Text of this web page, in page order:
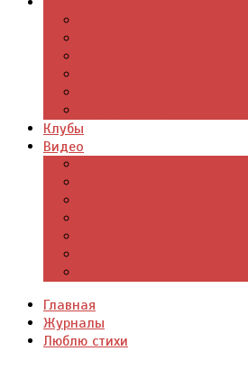
Клубы
Видео
Главная
Журналы
Люблю стихи